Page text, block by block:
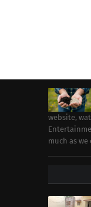
website,
much as